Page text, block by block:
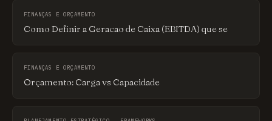
FINANÇAS E ORÇAMENTO
Como Definir a Geracao de Caixa (EBITDA) que se
FINANÇAS E ORÇAMENTO
Orçamento: Carga vs Capacidade